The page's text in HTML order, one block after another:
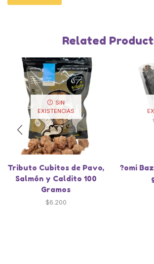
Related
SIN
EXISTENCIAS
Tributo Cubitos de Pavo,
Salmón y Caldito 100
Gramos
$6.200
?omi